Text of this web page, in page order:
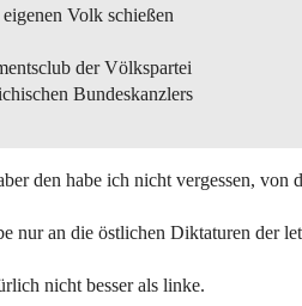
Volk schießen
der Völkspartei
Bundeskanzlers
den habe ich nicht vergessen,
nur an die östlichen Diktaturen der
nicht besser als linke.